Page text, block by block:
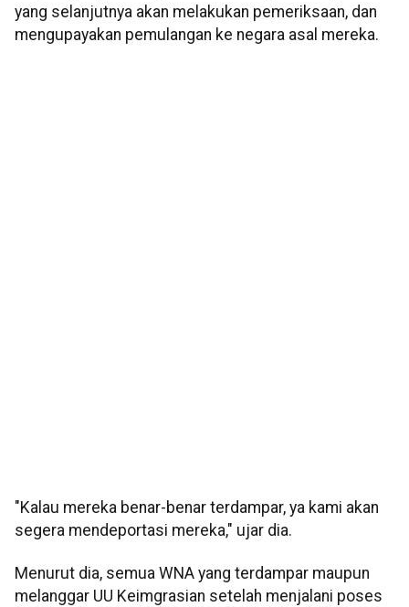
yang selanjutnya akan melakukan pemeriksaan, dan
mengupayakan pemulangan ke negara asal mereka.
"Kalau mereka benar-benar terdampar, ya kami akan
segera mendeportasi mereka," ujar dia.
Menurut dia, semua WNA yang terdampar maupun
melanggar UU Keimgrasian setelah menjalani poses